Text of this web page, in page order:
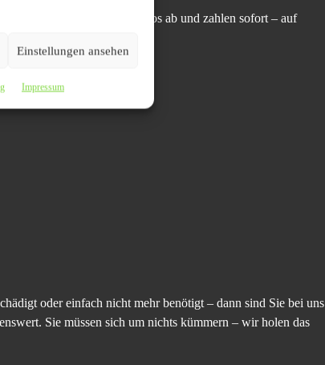
Einstellungen ansehen
Impressum
das Fahrzeug kostenlos ab und zahlen sofort – auf
für Sie.
oder einfach nicht mehr benötigt – dann sind Sie bei uns
Sie müssen sich um nichts kümmern – wir holen das